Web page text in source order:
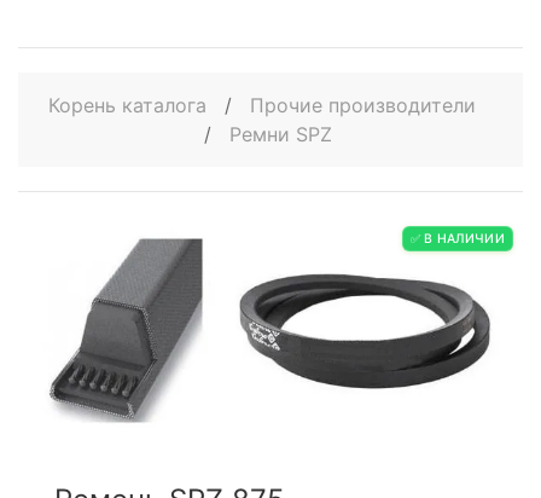
Корень каталога /
Прочие производители
/
Ремни SPZ
✅ В НАЛИЧИИ